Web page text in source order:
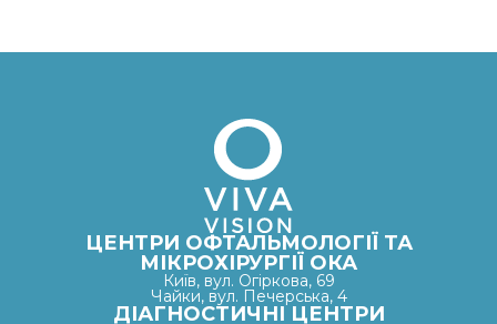
ЦЕНТРИ ОФТАЛЬМОЛОГІЇ ТА
МІКРОХІРУРГІЇ ОКА
Київ, вул. Огіркова, 69
Чайки, вул. Печерська, 4
ДІАГНОСТИЧНІ ЦЕНТРИ